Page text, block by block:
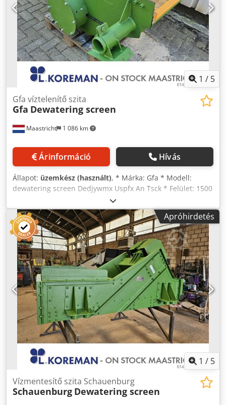
1 / 5
Maastricht 1 086 km
Gfa víztelenítő szita
Gfa Dewatering screen
Árinformáció Hívás
Állapot: üzemkész (használt), * Márka: Gfa * Modell:
dewatering screen Dedjywmx Uspfx An Tsck * Felület: 1500
x 800 mm – 1 fedélzet * Meghajtás: 5,5 kW-os elektromos
motor.
Apróhirdetés
1 / 5
Vízmentesítő szita Schauenburg
Schauenburg Dewatering screen